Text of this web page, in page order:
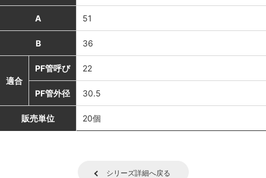
A 51
B 36
適合
PF管呼び 22
PF管外径 30.5
販売単位 20個
シリーズ詳細へ戻る